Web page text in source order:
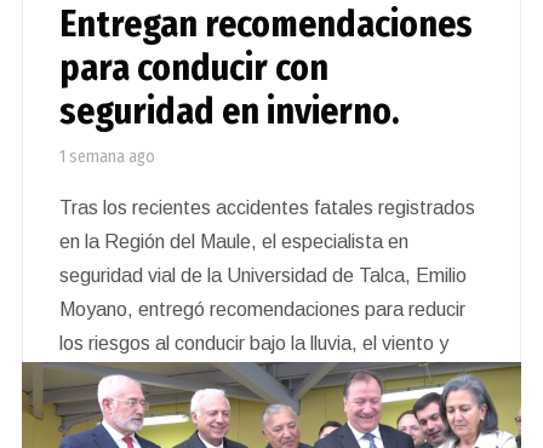
Entregan recomendaciones
para conducir con
seguridad en invierno.
1 semana ago
Tras los recientes accidentes fatales registrados
en la Región del Maule, el especialista en
seguridad vial de la Universidad de Talca, Emilio
Moyano, entregó recomendaciones para reducir
los riesgos al conducir bajo la lluvia, el viento y
condiciones de baja visibilidad.